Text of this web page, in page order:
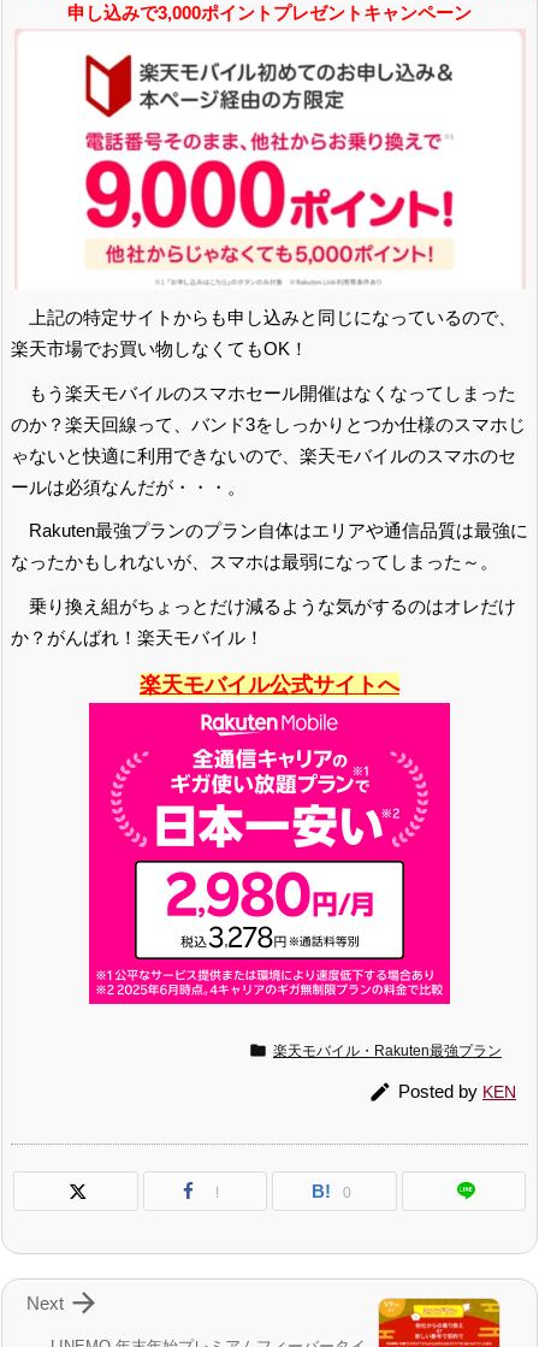
申し込みで3,000ポイントプレゼントキャンペーン
上記の特定サイトからも申し込みと同じになっているので、
楽天市場でお買い物しなくてもOK！
もう楽天モバイルのスマホセール開催はなくなってしまった
のか？楽天回線って、バンド3をしっかりとつか仕様のスマホじ
ゃないと快適に利用できないので、楽天モバイルのスマホのセ
ールは必須なんだが・・・。
Rakuten最強プランのプラン自体はエリアや通信品質は最強に
なったかもしれないが、スマホは最弱になってしまった～。
乗り換え組がちょっとだけ減るような気がするのはオレだけ
か？がんばれ！楽天モバイル！
楽天モバイル公式サイトへ
 楽天モバイル・Rakuten最強プラン
 Posted by KEN
! B! 0

Next